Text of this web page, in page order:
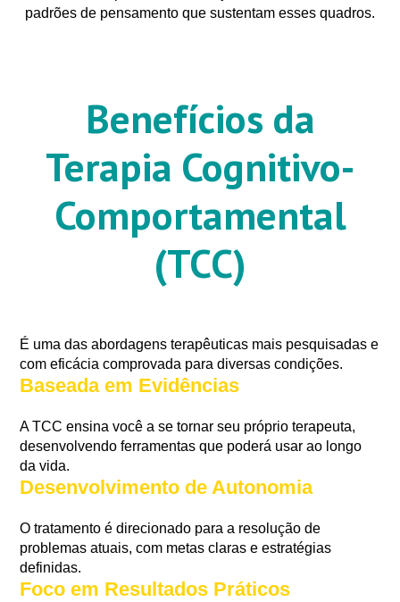
padrões de pensamento que sustentam esses quadros.
Benefícios da
Terapia Cognitivo-
Comportamental
(TCC)
É uma das abordagens terapêuticas mais pesquisadas e
com eficácia comprovada para diversas condições.
Baseada em Evidências
A TCC ensina você a se tornar seu próprio terapeuta,
desenvolvendo ferramentas que poderá usar ao longo
da vida.
Desenvolvimento de Autonomia
O tratamento é direcionado para a resolução de
problemas atuais, com metas claras e estratégias
definidas.
Foco em Resultados Práticos